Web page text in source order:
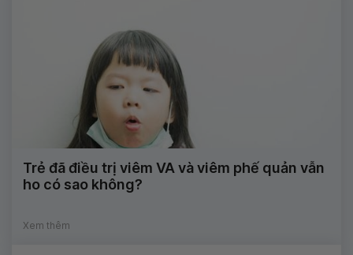
Trẻ đã điều trị viêm VA và viêm phế quản vẫn
ho có sao không?
Xem thêm